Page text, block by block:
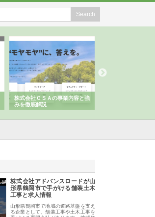
株式会社ＣＳＡの事業内容と強
みを徹底解説
株式会社アドバンスロードが山
形県鶴岡市で手がける舗装土木
工事と求人情報
山形県鶴岡市で地域の道路基盤を支え
る企業として、舗装工事や土木工事を